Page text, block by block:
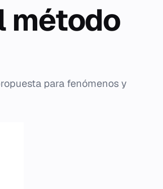
método
para fenómenos y